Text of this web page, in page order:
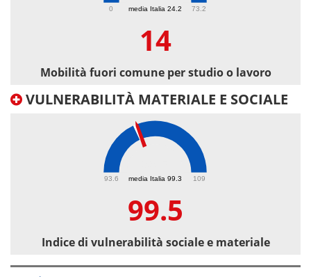
media Italia 24.2
0 73.2
14
Mobilità fuori comune per studio o lavoro
VULNERABILITÀ MATERIALE E SOCIALE
media Italia 99.3
93.6 109
99.5
Indice di vulnerabilità sociale e materiale